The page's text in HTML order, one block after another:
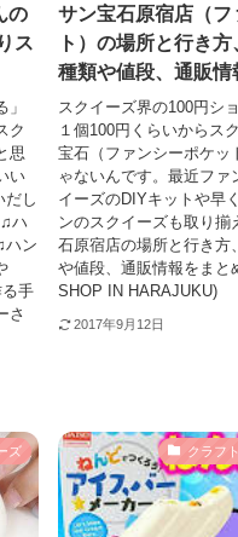
の
ス
ク
思
い
だし
ハ
ハン
手
さ
サン宝石原宿店（フ
ト）の場所と行き
種類や値段、通販情
スクイーズ界の100円シ
１個100円くらいからス
宝石（ファンシーポケッ
ゃないんです。最近ファ
イーズのDIYキットや早
ンのスクイーズも取り揃
石原宿店の場所と行き方
や値段、通販情報をま
SHOP IN HARAJUKU)
2017年9月12日
ズ クラフ